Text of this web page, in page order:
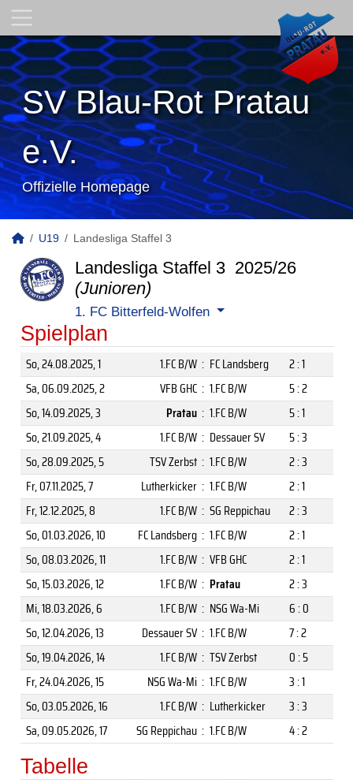
SV Blau-Rot Pratau
e.V.
Offizielle Homepage
U19 Landesliga Staffel 3
Landesliga Staffel 3 2025/26
(Junioren)
1. FC Bitterfeld-Wolfen
Spielplan
So, 24.08.2025, 1 1.FC B/W : FC Landsberg
2 : 1
Sa, 06.09.2025, 2 VFB GHC : 1.FC B/W
5 : 2
So, 14.09.2025, 3 Pratau : 1.FC B/W
5 : 1
So, 21.09.2025, 4 1.FC B/W : Dessauer SV
5 : 3
So, 28.09.2025, 5 TSV Zerbst : 1.FC B/W
2 : 3
Fr, 07.11.2025, 7 Lutherkicker : 1.FC B/W
2 : 1
Fr, 12.12.2025, 8 1.FC B/W : SG Reppichau
2 : 3
So, 01.03.2026, 10 FC Landsberg : 1.FC B/W
2 : 1
So, 08.03.2026, 11 1.FC B/W : VFB GHC
2 : 1
So, 15.03.2026, 12 1.FC B/W : Pratau
2 : 3
Mi, 18.03.2026, 6 1.FC B/W : NSG Wa-Mi
6 : 0
So, 12.04.2026, 13 Dessauer SV : 1.FC B/W
7 : 2
So, 19.04.2026, 14 1.FC B/W : TSV Zerbst
0 : 5
Fr, 24.04.2026, 15 NSG Wa-Mi : 1.FC B/W
3 : 1
So, 03.05.2026, 16 1.FC B/W : Lutherkicker
3 : 3
Sa, 09.05.2026, 17 SG Reppichau : 1.FC B/W 4 : 2
Tabelle